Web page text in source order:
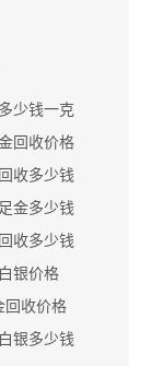
少钱一克
回收价格
收多少钱
金多少钱
收多少钱
银价格
回收价格
银多少钱